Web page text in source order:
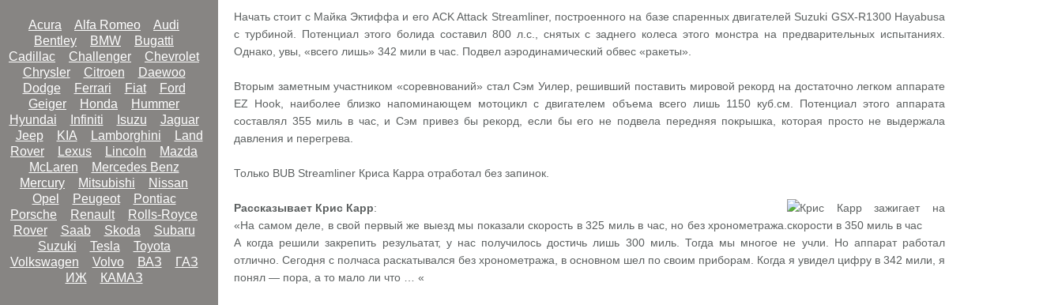
Acura Alfa Romeo
Audi
Bentley
BMW
Bugatti
Cadillac
Challenger
Chevrolet
Chrysler
Citroen
Daewoo
Dodge
Ferrari Fiat
Ford
Geiger
Honda
Hummer
Hyundai
Infiniti Isuzu
Jaguar
Jeep
KIA Lamborghini
Land
Rover
Lexus Lincoln
Mazda
McLaren
Mercedes Benz
Mercury
Mitsubishi
Nissan
Opel
Peugeot
Pontiac
Porsche
Renault
Rolls-Royce
Rover
Saab Skoda
Subaru
Suzuki
Tesla
Toyota
Volkswagen
Volvo ВАЗ
ГАЗ
ИЖ
КАМАЗ
Начать стоит с Майка Эктиффа и его ACK Attack Streamliner, построенного на базе спаренных двигателей Suzuki GSX-R1300 Hayabusa
с турбиной. Потенциал этого болида составил 800 л.с., снятых с заднего колеса этого монстра на предварительных испытаниях.
Однако, увы, «всего лишь» 342 мили в час. Подвел аэродинамический обвес «ракеты».
Вторым заметным участником «соревнований» стал Сэм Уилер, решивший поставить мировой рекорд на достаточно легком аппарате
EZ Hook, наиболее близко напоминающем мотоцикл с двигателем объема всего лишь 1150 куб.см. Потенциал этого аппарата
составлял 355 миль в час, и Сэм привез бы рекорд, если бы его не подвела передняя покрышка, которая просто не выдержала
давления и перегрева.
Только BUB Streamliner Криса Карра отработал без запинок.
Рассказывает Крис Карр:
«На самом деле, в свой первый же выезд мы показали скорость в 325 миль в час, но без хронометража.
А когда решили закрепить резульатат, у нас получилось достичь лишь 300 миль. Тогда мы многое не учли. Но аппарат работал
отлично. Сегодня с полчаса раскатывался без хронометража, в основном шел по своим приборам. Когда я увидел цифру в 342 мили, я
понял — пора, а то мало ли что … «